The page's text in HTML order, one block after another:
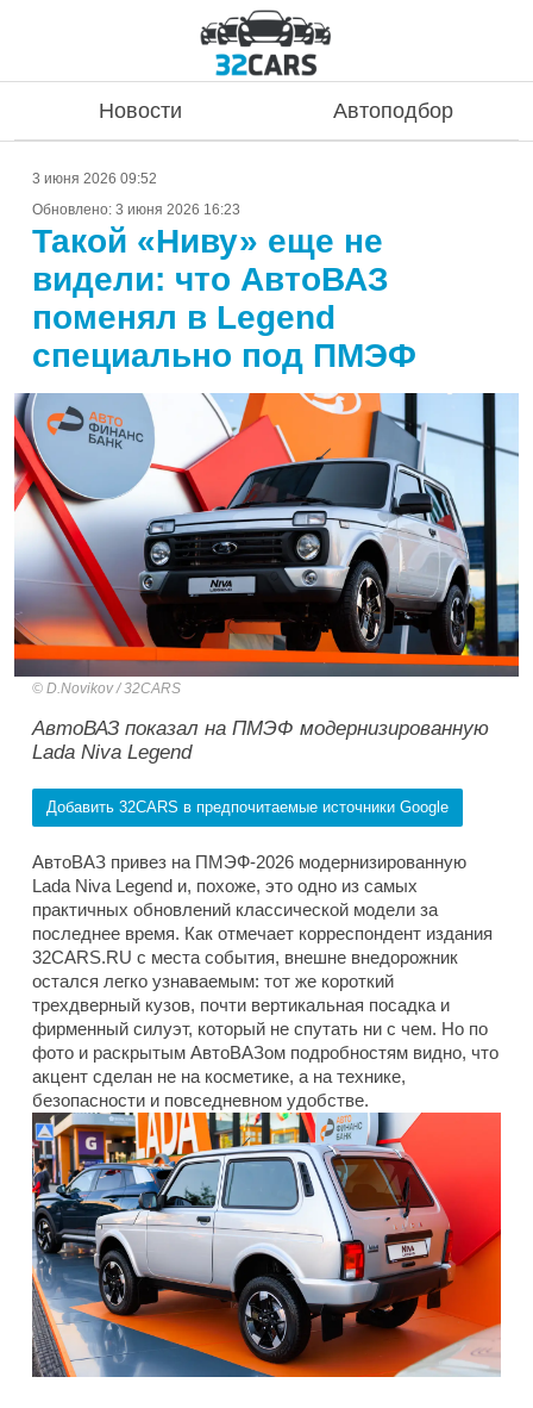
Новости Автоподбор
3 июня 2026 09:52
Обновлено: 3 июня 2026 16:23
Такой «Ниву» еще не
видели: что АвтоВАЗ
поменял в Legend
специально под ПМЭФ
D.Novikov / 32CARS
АвтоВАЗ показал на ПМЭФ модернизированную
Lada Niva Legend
Добавить 32CARS в предпочитаемые источники Google
АвтоВАЗ привез на ПМЭФ-2026 модернизированную
Lada Niva Legend и, похоже, это одно из самых
практичных обновлений классической модели за
последнее время. Как отмечает корреспондент издания
32CARS.RU с места события, внешне внедорожник
остался легко узнаваемым: тот же короткий
трехдверный кузов, почти вертикальная посадка и
фирменный силуэт, который не спутать ни с чем. Но по
фото и раскрытым АвтоВАЗом подробностям видно, что
акцент сделан не на косметике, а на технике,
безопасности и повседневном удобстве.